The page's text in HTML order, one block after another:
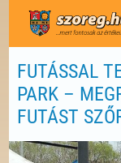
FUTÁSSAL
PARK –
FUTÁST